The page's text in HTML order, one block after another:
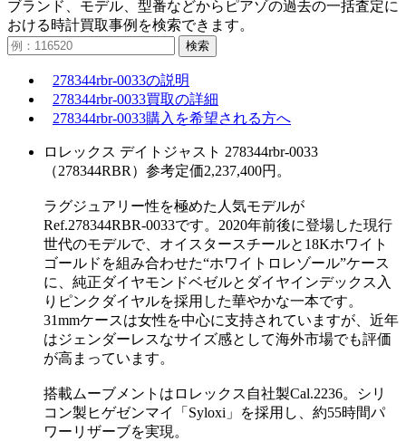
ブランド、モデル、型番などからピアゾの過去の一括査定に
おける時計買取事例を検索できます。
検索
278344rbr-0033の説明
278344rbr-0033買取の詳細
278344rbr-0033購入を希望される方へ
ロレックス デイトジャスト 278344rbr-0033
（278344RBR）参考定価2,237,400円。
ラグジュアリー性を極めた人気モデルが
Ref.278344RBR-0033です。2020年前後に登場した現行
世代のモデルで、オイスタースチールと18Kホワイト
ゴールドを組み合わせた“ホワイトロレゾール”ケース
に、純正ダイヤモンドベゼルとダイヤインデックス入
りピンクダイヤルを採用した華やかな一本です。
31mmケースは女性を中心に支持されていますが、近年
はジェンダーレスなサイズ感として海外市場でも評価
が高まっています。
搭載ムーブメントはロレックス自社製Cal.2236。シリ
コン製ヒゲゼンマイ「Syloxi」を採用し、約55時間パ
ワーリザーブを実現。